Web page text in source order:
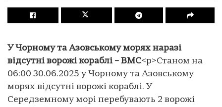
У Чорному та Азовському морях наразі
відсутні ворожі кораблі – ВМС<p>Станом на
06:00 30.06.2025 у Чорному та Азовському
морях відсутні ворожі кораблі. У
Середземному морі перебувають 2 ворожі